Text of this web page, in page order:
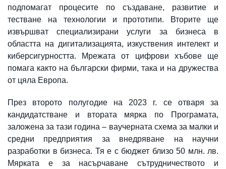
подпомагат процесите по създаване, развитие и
тестване на технологии и прототипи. Вторите ще
извършват специализирани услуги за бизнеса в
областта на дигитализацията, изкуствения интелект и
киберсигурността. Мрежата от цифрови хъбове ще
помага както на български фирми, така и на дружества
от цяла Европа.
През второто полугодие на 2023 г. се отваря за
кандидатстване и втората мярка по Програмата,
заложена за тази година – ваучерната схема за малки и
средни предприятия за внедряване на научни
разработки в бизнеса. Тя е с бюджет близо 50 млн. лв.
Мярката е за насърчаване сътрудничеството и